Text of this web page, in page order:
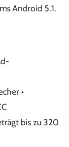
Android 5.1.
•
bis zu 320